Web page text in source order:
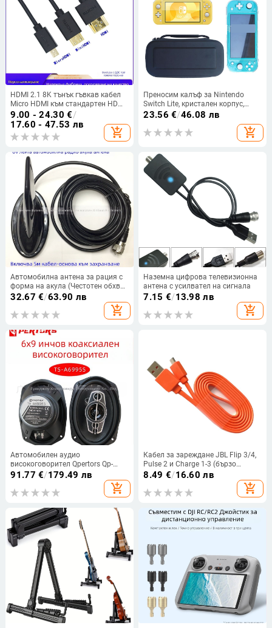
HDMI 2.1 8K тънък гъвкав кабел
Micro HDMI към стандартен HDMI,
3 м, позлатени контакти
9.00 - 24.30 €/
17.60 - 47.53 лв
add_shopping_cart
Преносим калъф за Nintendo
Switch Lite, кристален корпус,
геймърски комплект, твърд
23.56 €/46.08 лв
add_shopping_cart
Автомобилна антена за рация с
форма на акула (Честотен обхват
144/430 MHz, Обхват 3–5 км,
32.67 €/63.90 лв
add_shopping_cart
Наземна цифрова телевизионна
антена с усилвател на сигнала
7.15 €/13.98 лв
add_shopping_cart
Автомобилен аудио
високоговорител Qpertors Qp-
A6995S 6x9-инчов коаксиален
високоговорител, модифициран
високоговорител за кола
91.77 €/179.49 лв
add_shopping_cart
Кабел за зареждане JBL Flip 3/4,
Pulse 2 и Charge 1-3 (бързо
зареждане)
8.49 €/16.60 лв
add_shopping_cart